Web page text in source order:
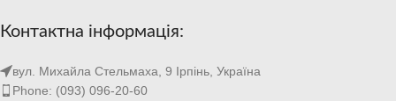
Контактна інформація:
вул. Михайла Стельмаха, 9 Ірпінь, Україна
Phone: (093) 096-20-60